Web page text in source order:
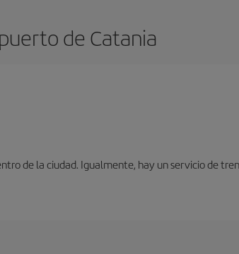
de Catania
de la ciudad. Igualmente, hay un servicio de